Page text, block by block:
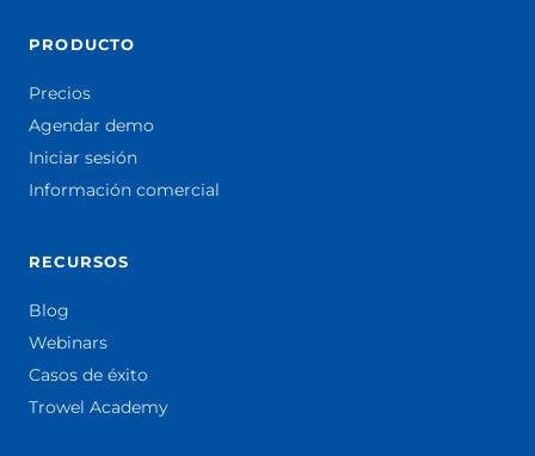
PRODUCTO
Precios
Agendar demo
Iniciar sesión
Información comercial
RECURSOS
Blog
Webinars
Casos de éxito
Trowel Academy